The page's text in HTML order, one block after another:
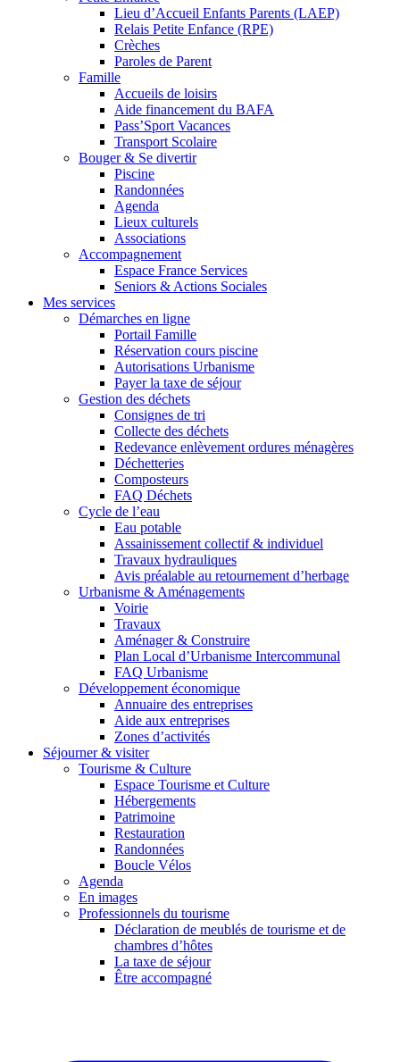
Lieu d’Accueil Enfants Parents (LAEP)
Relais Petite Enfance (RPE)
Crèches
Paroles de Parent
Famille
Accueils de loisirs
Aide financement du BAFA
Pass’Sport Vacances
Transport Scolaire
Bouger & Se divertir
Piscine
Randonnées
Agenda
Lieux culturels
Associations
Accompagnement
Espace France Services
Seniors & Actions Sociales
Mes services
Démarches en ligne
Portail Famille
Réservation cours piscine
Autorisations Urbanisme
Payer la taxe de séjour
Gestion des déchets
Consignes de tri
Collecte des déchets
Redevance enlèvement ordures ménagères
Déchetteries
Composteurs
FAQ Déchets
Cycle de l’eau
Eau potable
Assainissement collectif & individuel
Travaux hydrauliques
Avis préalable au retournement d’herbage
Urbanisme & Aménagements
Voirie
Travaux
Aménager & Construire
Plan Local d’Urbanisme Intercommunal
FAQ Urbanisme
Développement économique
Annuaire des entreprises
Aide aux entreprises
Zones d’activités
Séjourner & visiter
Tourisme & Culture
Espace Tourisme et Culture
Hébergements
Patrimoine
Restauration
Randonnées
Boucle Vélos
Agenda
En images
Professionnels du tourisme
Déclaration de meublés de tourisme et de
chambres d’hôtes
La taxe de séjour
Être accompagné